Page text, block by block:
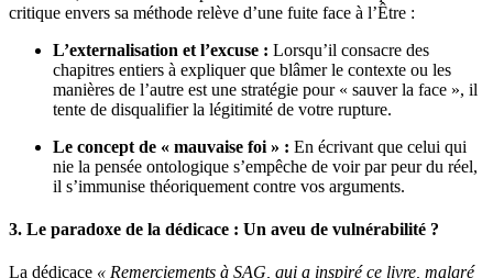
critique envers sa méthode relève d’une fuite face à l’Être :
L’externalisation et l’excuse : Lorsqu’il consacre des
chapitres entiers à expliquer que blâmer le contexte ou les
manières de l’autre est une stratégie pour « sauver la face », il
tente de disqualifier la légitimité de votre rupture.
Le concept de « mauvaise foi » : En écrivant que celui qui
nie la pensée ontologique s’empêche de voir par peur du réel,
il s’immunise théoriquement contre vos arguments.
3. Le paradoxe de la dédicace : Un aveu de vulnérabilité ?
La dédicace « Remerciements à SAG, qui a inspiré ce livre, malgré